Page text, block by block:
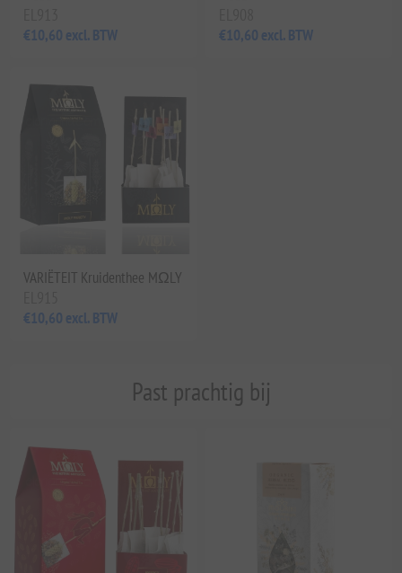
€10,60 excl. BTW €10,60 excl. BTW
VARIËTEIT Kruidenthee MΩLY
€10,60 excl. BTW
Past prachtig bij